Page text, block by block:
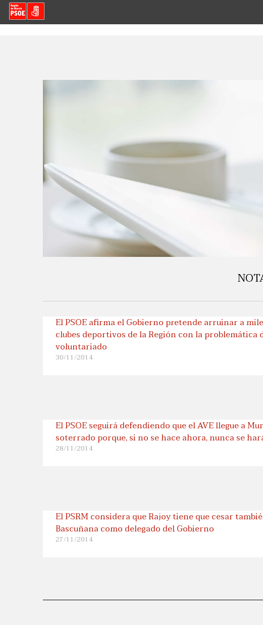
El PSOE afirma el Gobierno pretende arruinar a
clubes deportivos de la Región con la problemática
voluntariado
30/11/2014
El PSOE seguirá defendiendo que el AVE llegue a
soterrado porque, si no se hace ahora, nunca se
28/11/2014
El PSRM considera que Rajoy tiene que cesar
Bascuñana como delegado del Gobierno
27/11/2014